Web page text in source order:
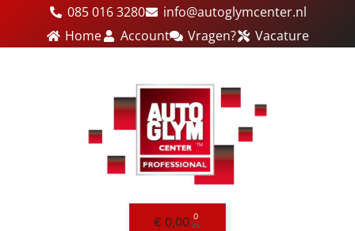
085 016 3280
info@autoglymcenter.nl
Home
Account Vragen? Vacature
€ 0,00 0
Winkelwagen